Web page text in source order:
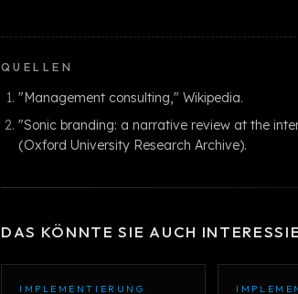
QUELLEN
"Management consulting," Wikipedia.
"Sonic branding: a narrative review at the
(Oxford University Research Archive).
DAS KÖNNTE SIE AUCH
IMPLEMENTIERUNG